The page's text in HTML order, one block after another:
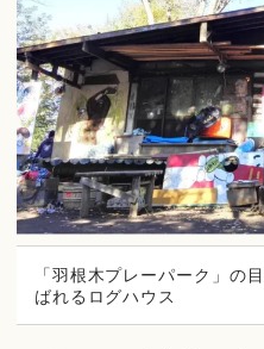
「羽根木プレーパーク」の
ばれるログハウス